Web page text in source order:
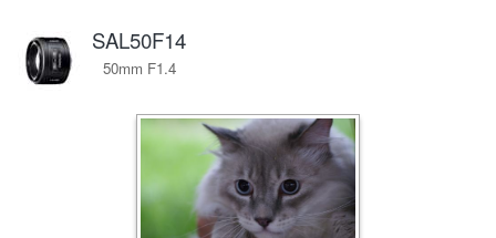
SAL50F14
50mm F1.4